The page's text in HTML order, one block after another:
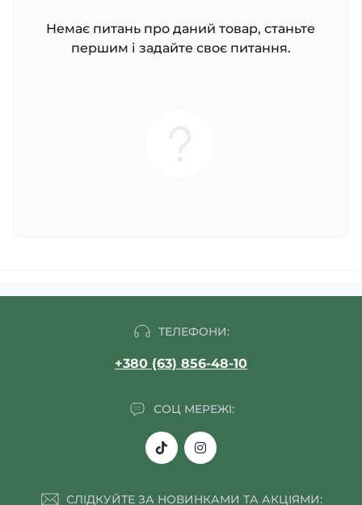
Немає питань про даний товар, станьте
першим і задайте своє питання.
ТЕЛЕФОНИ:
+380 (63) 856-48-10
СОЦ МЕРЕЖІ:
СЛІДКУЙТЕ ЗА НОВИНКАМИ ТА АКЦІЯМИ: